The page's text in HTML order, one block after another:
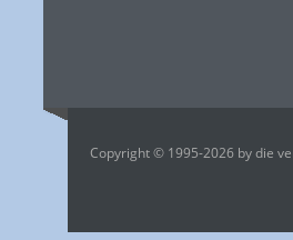
Copyright © 1995-2026 by die